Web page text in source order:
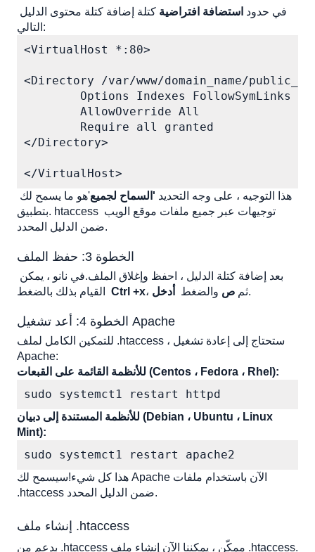
في حدود استضافة افتراضية
التالي:
<VirtualHost *:80>
<Directory /var/www/domain_name/
Options Indexes FollowSymLinks
AllowOverride All
Require all granted
</Directory>
</VirtualHost>
هذا التوجيه ، على وجه التحديد 'السماح لجميع
بتطبيق. htaccess توجيهات عبر جميع ملفات موقع الويب
ضمن الدليل المحدد.
الخطوة 3: حفظ الملف
القيام بذلك بالضغط
Ctrl +x ، ثم ص والضغط أدخل .
الخطوة 4: أعد تشغيل Apache
للتمكين الكامل لملف .htaccess ، ستحتاج إلى إعادة تشغيل
Apache:
للأنظمة القائمة على القبعات (Centos ، Fedora ، Rhel):
sudo systemct1 restart httpd
للأنظمة المستندة إلى دبيان (Debian ، Ubuntu ، Linux
Mint):
sudo systemct1 restart apache2
هذا كل شيء!سيسمح لك Apache الآن باستخدام ملفات
.htaccess ضمن الدليل المحدد.
إنشاء ملف .htaccess